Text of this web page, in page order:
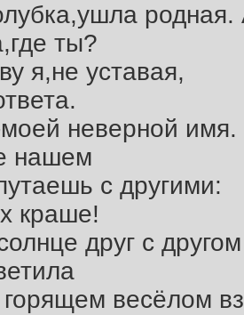
ты?
я,не уставая,
неверной имя.
нашем
с другими:
краше!
друг с
горящем весёлом